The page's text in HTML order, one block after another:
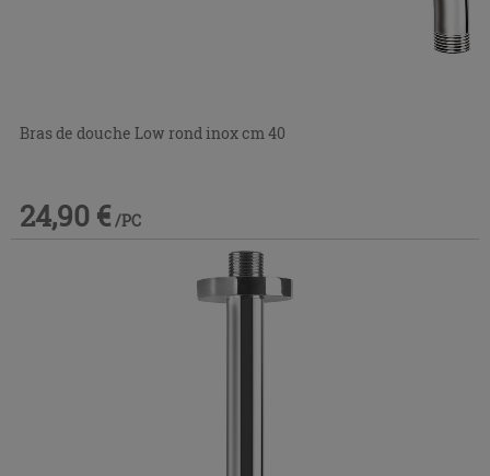
Bras de douche Low rond inox cm 40
24,90 € /PC